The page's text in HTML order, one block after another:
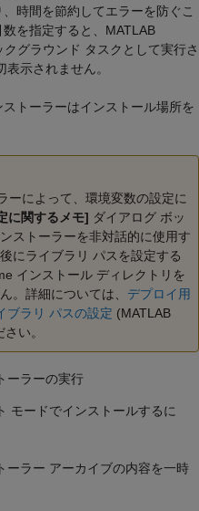
時間を節約してエラーを防ぐこ
を指定すると、 MATLAB
グラウンド タスクとして実行さ
示されません。
トーラーはインストール場所を
ーによって、環境変数の設定に
に関するメモ] ダイアログ ボッ
ストーラーを非対話的に使用す
にライブラリ パスを設定する
インストール ディレクトリを
。詳細については、 デプロイ用
ブラリ パスの設定 (MATLAB
い。
ーラーの実行
モードでインストールするに
ーラー アーカイブの内容を一時